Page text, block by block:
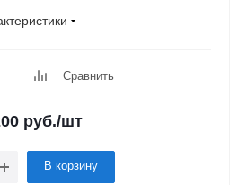
Сравнить
руб./шт
В корзину